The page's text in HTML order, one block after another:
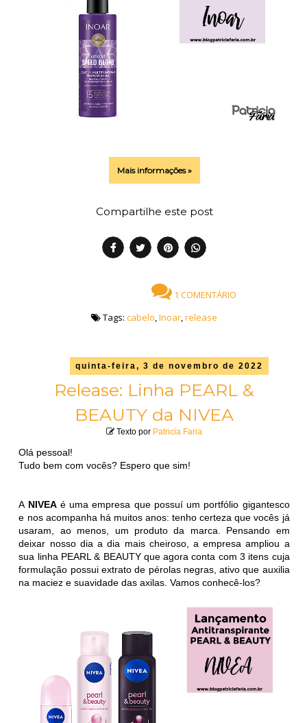
Mais informações »
Compartilhe este post
1 COMENTÁRIO
Tags: cabelo,Inoar,release
quinta-feira, 3 de novembro de 2022
Release: Linha PEARL &
BEAUTY da NIVEA
Texto por Patricia Faria
Olá pessoal!
Tudo bem com vocês? Espero que sim!
A NIVEAé uma empresa que possuí um portfólio gigantesco
e nos acompanha há muitos anos: tenho certeza que vocês já
usaram, ao menos, um produto da marca. Pensando em
deixar nosso dia a dia mais cheiroso, a empresa ampliou a
sua linha PEARL & BEAUTY que agora conta com 3 itens cuja
formulação possui extrato de pérolas negras, ativo que auxilia
na maciez e suavidade das axilas. Vamos conhecê-los?